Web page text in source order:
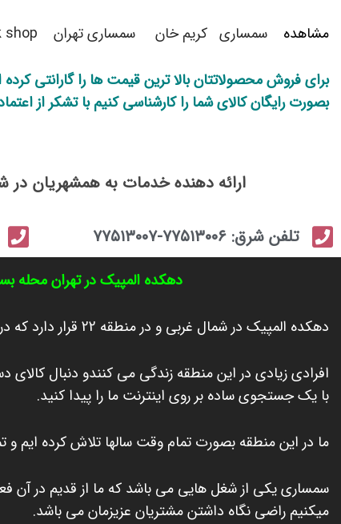
مشاهده سمساری کریم خان سمساری تهران shop
برای فروش محصولاتتان بالا ترین قیمت ها را گارانتی
بصورت رایگان کالای شما را کارشناسی کنیم با تشکر از
ارائه دهنده خدمات به همشهریان
تلفن شرق: ۷۷۵۱۳۰۰۶-۷۷۵۱۳۰۰۷
دهکده المپیک در تهران محله
دهکده المپیک در شمال غربی و در منطقه 22 قرار دارد که در گذشته حتی قسمتی از کن و قسمتی از منطقه 5 هم بود.
افرادی زیادی در این منطقه زندگی می کنندو دنبال
با یک جستجوی ساده بر روی اینترنت ما را پیدا کنید.
ما در این منطقه بصورت تمام وقت سالها تلاش کرده ایم و
سمساری یکی از شغل هایی می باشد که ما از قدیم در آن
میکنیم راضی نگاه داشتن مشتریان عزیزمان می باشد.